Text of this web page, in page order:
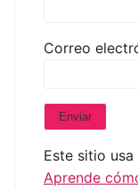
Correo
Este sitio
Aprende